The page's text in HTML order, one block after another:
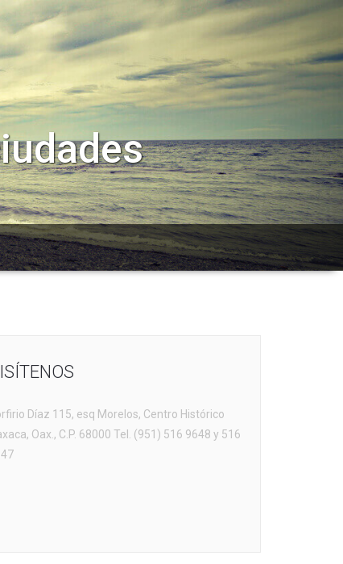
Díaz 115, esq Morelos, Centro Histórico
Oax., C.P. 68000 Tel. (951) 516 9648 y 516